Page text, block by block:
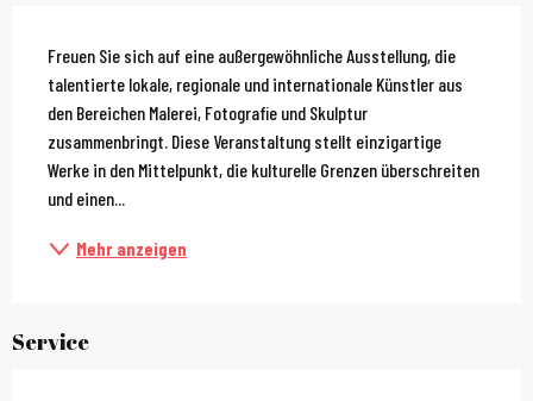
Beschreibung
Freuen Sie sich auf eine außergewöhnliche Ausstellung, die
talentierte lokale, regionale und internationale Künstler aus
den Bereichen Malerei, Fotografie und Skulptur
zusammenbringt. Diese Veranstaltung stellt einzigartige
Werke in den Mittelpunkt, die kulturelle Grenzen überschreiten
und einen...
Mehr anzeigen
Service